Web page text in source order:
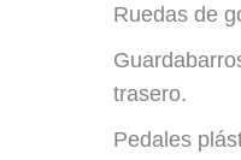
Ruedas de
trasero.
Pedales